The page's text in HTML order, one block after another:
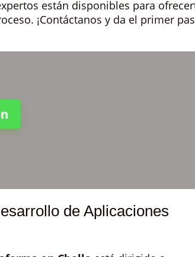
están disponibles para
¡Contáctanos y da el primer
de Aplicaciones